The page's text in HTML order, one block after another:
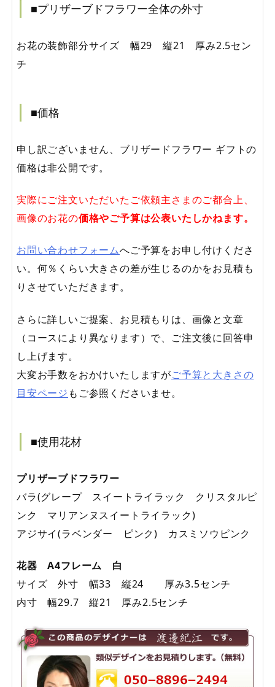
■プリザーブドフラワー全体の外寸
お花の装飾部分サイズ 幅29 縦21 厚み2.5セン
チ
■価格
申し訳ございません、ブリザードフラワー ギフトの
価格は非公開です。
実際にご注文いただいたご依頼主さまのご都合上、
画像のお花の価格やご予算は公表いたしかねます。
お問い合わせフォームへご予算をお申し付けくださ
い。何％くらい大きさの差が生じるのかをお見積も
りさせていただきます。
さらに詳しいご提案、お見積もりは、画像と文章
（コースにより異なります）で、ご注文後に回答申
し上げます。
大変お手数をおかけいたしますがご予算と大きさの
目安ページ もご参照くださいませ。
■使用花材
プリザーブドフラワー
バラ(グレープ スイートライラック クリスタルピ
ンク マリアンヌスイートライラック)
アジサイ(ラベンダー ピンク) カスミソウピンク
花器 A4フレーム 白
サイズ 外寸 幅33 縦24 厚み3.5センチ
内寸 幅29.7 縦21 厚み2.5センチ